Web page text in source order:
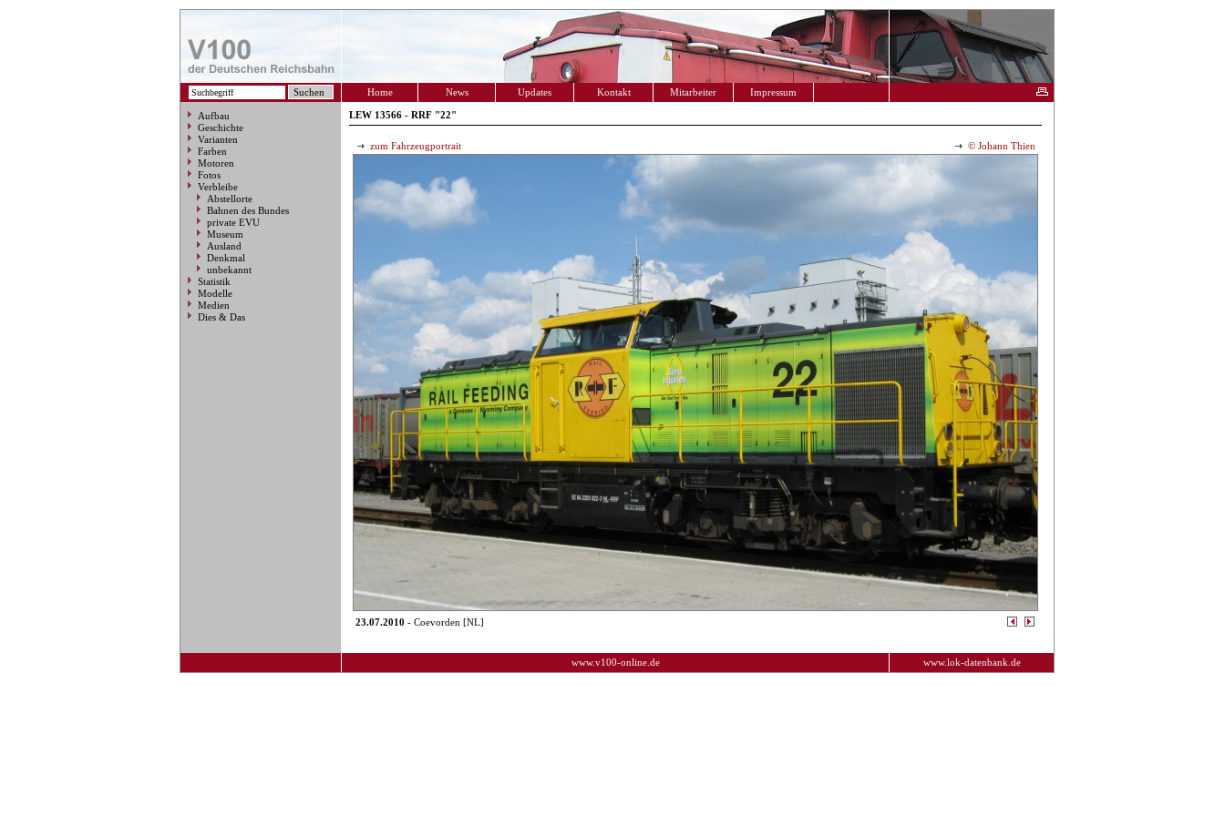
Home News Updates Kontakt Mitarbeiter Impressum
Aufbau
Geschichte
Varianten
Farben
Motoren
Fotos
Verbleibe
Abstellorte
Bahnen des Bundes
private EVU
Museum
Ausland
Denkmal
unbekannt
Statistik
Modelle
Medien
Dies & Das
LEW 13566 - RRF "22"
zum Fahrzeugportrait © Johann Thien
23.07.2010 - Coevorden [NL]
www.v100-online.de www.lok-datenbank.de